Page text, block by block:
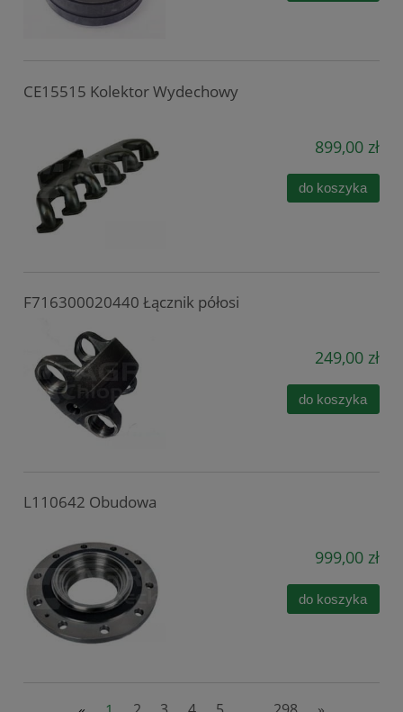
CE15515 Kolektor Wydechowy
899,00 zł
do koszyka
F716300020440 Łącznik półosi
249,00 zł
do koszyka
L110642 Obudowa
999,00 zł
do koszyka